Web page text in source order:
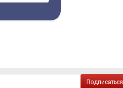
Подписаться